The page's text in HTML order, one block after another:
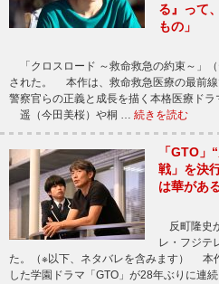
る』って
もの」
「クロスロード ～救命救急の約束～」
された。 本作は、救命救急医療の最前線
警察官らの正義と成長を描く本格医療ドラ
遥（今田美桜）や桐 … 続きを読む
「GTO
戦」を決
は華があ
反町隆史
レ・フジテ
た。（※以下、ネタバレを含みます） 本
した学園ドラマ「GTO」が28年ぶりに連